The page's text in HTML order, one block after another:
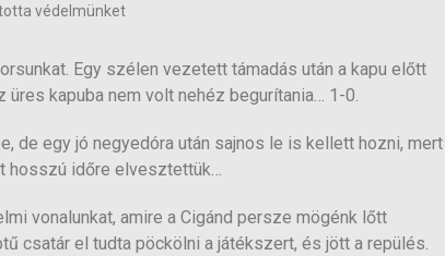
védelmünket
Egy szélen vezetett támadás után a kapu előtt
kapuba nem volt nehéz begurítania… 1-0.
de egy jó negyedóra után sajnos le is kellett hozni, mert
hosszú időre elvesztettük…
vonalunkat, amire a Cigánd persze mögénk lőtt
csatár el tudta pöckölni a játékszert, és jött a repülés.